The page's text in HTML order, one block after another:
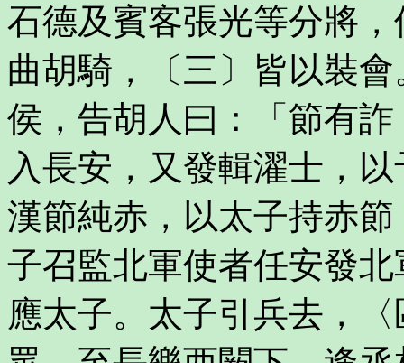
石德及賓客張光等分將
曲胡騎，〔三〕皆以裝
侯，告胡人曰：「節有
入長安，又發輯濯士，
漢節純赤，以太子持赤
子召監北軍使者任安發
應太子。太子引兵去，